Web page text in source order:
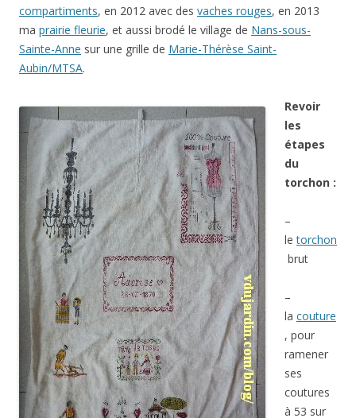
compartiments, en 2012 avec des vaches rouges, en 2013
ma prairie fleurie, et aussi brodé le village de Nans-sous-
Sainte-Anne sur une grille de Marie-Thérèse Saint-
Aubin/MTSA.
Revoir
les
étapes
du
torchon :
–
letorchon
brut
–
la couture
, pour
ramener
ses
coutures
à 53 sur